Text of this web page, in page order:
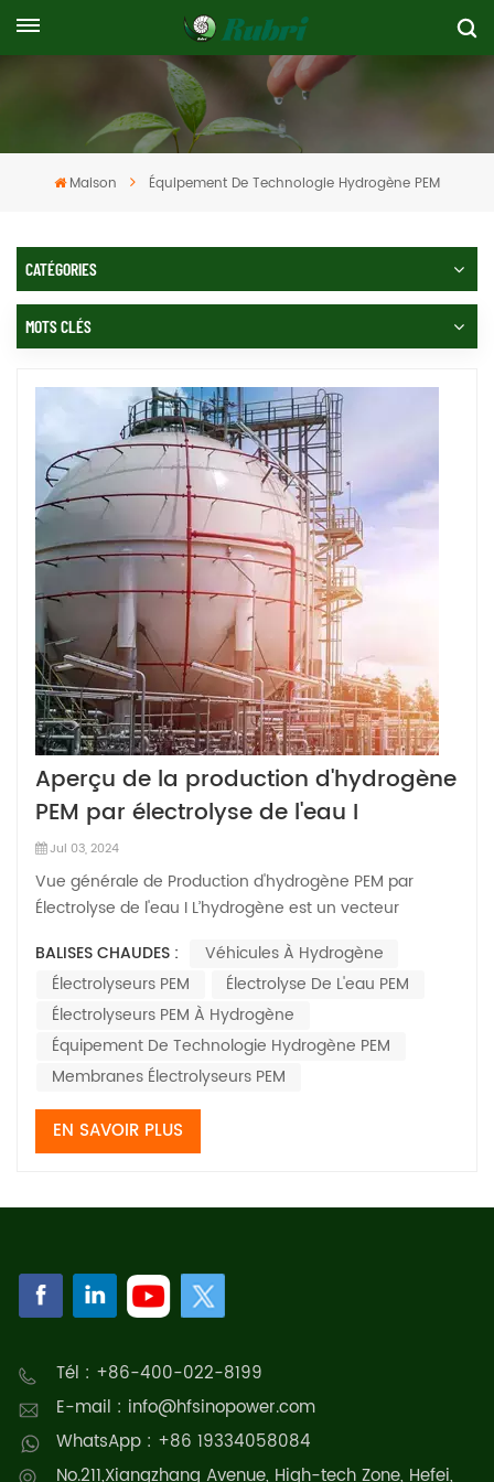
Maison Équipement De Technologie Hydrogène PEM
CATÉGORIES
MOTS CLÉS
Aperçu de la production d'hydrogène
PEM par électrolyse de l'eau I
Jul 03, 2024
Vue générale de Production d'hydrogène PEM par
Électrolyse de l'eau I L’hydrogène est un vecteur
fournir de l’électricité et de la chaleur. Les véhicules
fonctionnant à l’hydrogène et la production d’électricité
stationnaire sont des...
BALISES CHAUDES :
Véhicules À Hydrogène
Électrolyseurs PEM
Électrolyse De L'eau PEM
Électrolyseurs PEM À Hydrogène
Équipement De Technologie Hydrogène PEM
Membranes Électrolyseurs PEM
EN SAVOIR PLUS
Tél : +86-400-022-8199
E-mail : info@hfsinopower.com
WhatsApp : +86 19334058084
No.211,Xiangzhang Avenue, High-tech Zone, Hefei,